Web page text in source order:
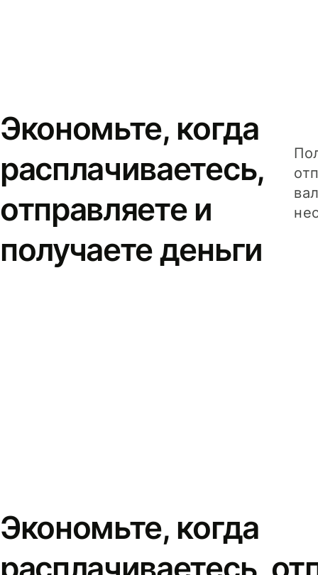
Экономьте, когда
расплачиваетесь,
отправляете и
получаете деньги
Экономьте, когда